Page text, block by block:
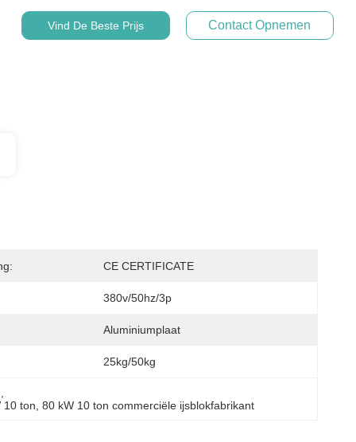
Vind De Beste Prijs Contact Opnemen
CE CERTIFICATE
380v/50hz/3p
Aluminiumplaat
25kg/50kg
10 ton , 80 kW 10 ton commerciële ijsblokfabrikant